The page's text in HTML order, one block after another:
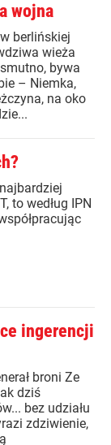
wojna
berlińskiej
wieża
bywa
– Niemka,
na oko
to według IPN
ingerencji
broni Ze
dziś
bez udziału
zdziwienie,